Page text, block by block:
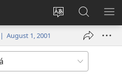
Yí
pa
Wọlé
(opens
Wa
JW.ORG
August 1, 2001